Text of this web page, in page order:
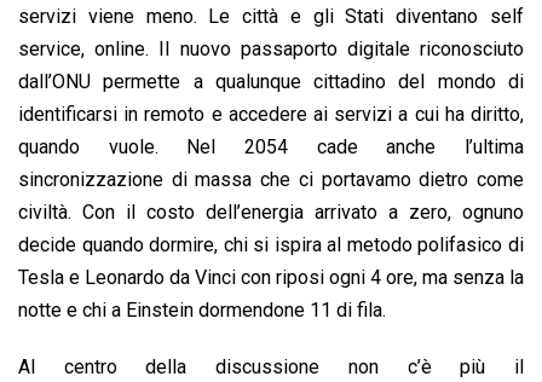
servizi viene meno. Le città e gli Stati diventano self
service, online. Il nuovo passaporto digitale riconosciuto
dall’ONU permette a qualunque cittadino del mondo di
identificarsi in remoto e accedere ai servizi a cui ha diritto,
quando vuole. Nel 2054 cade anche l’ultima
sincronizzazione di massa che ci portavamo dietro come
civiltà. Con il costo dell’energia arrivato a zero, ognuno
decide quando dormire, chi si ispira al metodo polifasico di
Tesla e Leonardo da Vinci con riposi ogni 4 ore, ma senza la
notte e chi a Einstein dormendone 11 di fila.
Al centro della discussione non c’è più il